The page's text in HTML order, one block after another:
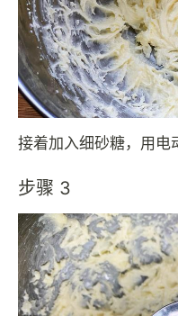
接着加入细砂糖，用电
步骤 3